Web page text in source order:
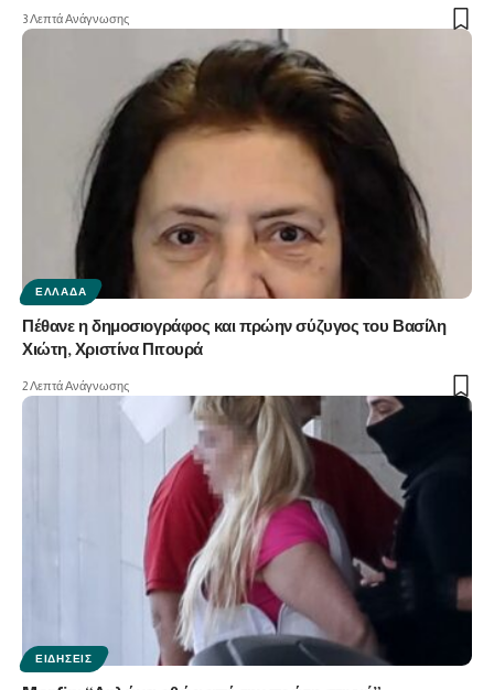
3 Λεπτά Ανάγνωσης
ΕΛΛΆΔΑ
Πέθανε η δημοσιογράφος και πρώην σύζυγος του Βασίλη
Χιώτη, Χριστίνα Πιτουρά
2 Λεπτά Ανάγνωσης
ΕΙΔΉΣΕΙΣ